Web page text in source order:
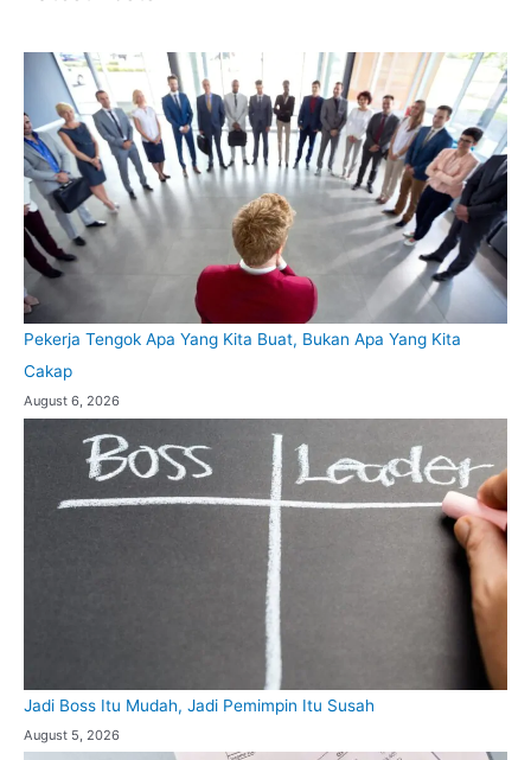
Pekerja Tengok Apa Yang Kita Buat, Bukan Apa Yang Kita
Cakap
August 6, 2026
Jadi Boss Itu Mudah, Jadi Pemimpin Itu Susah
August 5, 2026